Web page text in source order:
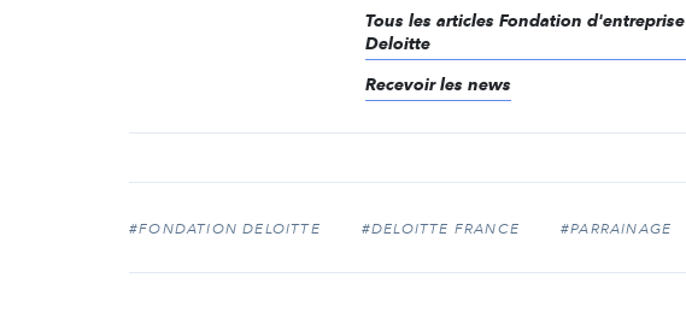
Tous les articles Fondation d'entreprise
Deloitte
Recevoir les news
#FONDATION DELOITTE #DELOITTE FRANCE #PARRAINAGE